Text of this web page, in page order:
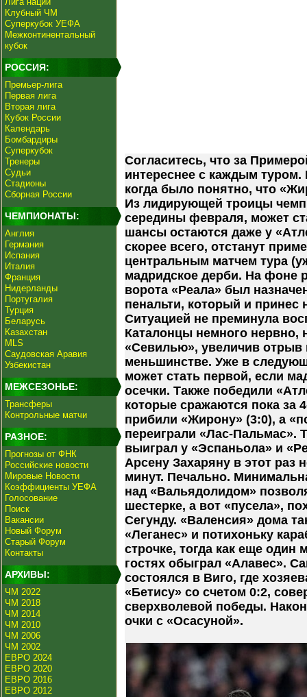
Клубный ЧМ
Суперкубок УЕФА
Межконтинентальный
кубок
РОССИЯ:
Премьер-лига
Первая лига
Вторая лига
Кубок России
Календарь
Бомбардиры
Суперкубок
Тренеры
Судьи
Стадионы
Сборная России
ЧЕМПИОНАТЫ:
Англия
Германия
Испания
Италия
Франция
Нидерланды
Португалия
Турция
Беларусь
Казахстан
MLS
Саудовская Аравия
Узбекистан
МЕЖСЕЗОНЬЕ:
Трансферы
Контрольные матчи
РАЗНОЕ:
Прогнозы от ФНК
Российские новости
Мировые Новости
Коэффициенты УЕФА
Голосование
Поиск
Вакансии
Новый Форум
Старый Форум
Контакты
АРХИВЫ:
ЧМ 2022
ЧМ 2018
ЧМ 2014
ЧМ 2010
ЧМ 2006
ЧМ 2002
ЕВРО 2024
ЕВРО 2020
ЕВРО 2016
ЕВРО 2012
Согласитесь, что за
интереснее с каждым
когда было понятно, что
Из лидирующей троицы
середины февраля, может
шансы остаются даже у
скорее всего, отстанут
центральным матчем тура
мадридское дерби. На фоне
ворота «Реала» был
пенальти, который и принес
Ситуацией не преминула
Каталонцы немного нервно,
«Севилью», увеличив отрыв
меньшинстве. Уже в
может стать первой, если
осечки. Также победили
которые сражаются пока за
прибили «Жирону» (3:0), а
переиграли «Лас-Пальмас».
выиграл у «Эспаньола» и
Арсену Захаряну в этот раз
минут. Печально.
над «Вальядолидом»
шестерке, а вот «пусела»,
Сегунду. «Валенсия» дома
«Леганес» и потихоньку
строчке, тогда как еще один
гостях обыграл «Алавес».
состоялся в Виго, где
«Бетису» со счетом 0:2,
сверхволевой победы.
очки с «Осасуной».